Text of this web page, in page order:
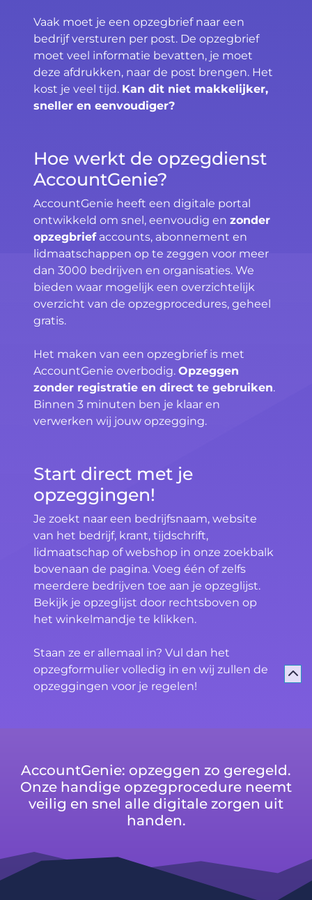
Vaak moet je een opzegbrief naar een
bedrijf versturen per post. De opzegbrief
moet veel informatie bevatten, je moet
deze afdrukken, naar de post brengen. Het
kost je veel tijd. Kan dit niet makkelijker,
sneller en eenvoudiger?
Hoe werkt de opzegdienst
AccountGenie?
AccountGenie heeft een digitale portal
ontwikkeld om snel, eenvoudig en zonder
opzegbriefaccounts, abonnement en
lidmaatschappen op te zeggen voor meer
dan 3000 bedrijven en organisaties. We
bieden waar mogelijk een overzichtelijk
overzicht van de opzegprocedures, geheel
gratis.
Het maken van een opzegbrief is met
AccountGenie overbodig. Opzeggen
zonder registratie en direct te gebruiken.
Binnen 3 minuten ben je klaar en
verwerken wij jouw opzegging.
Start direct met je
opzeggingen!
Je zoekt naar een bedrijfsnaam, website
van het bedrijf, krant, tijdschrift,
lidmaatschap of webshop in onze zoekbalk
bovenaan de pagina. Voeg één of zelfs
meerdere bedrijven toe aan je opzeglijst.
Bekijk je opzeglijst door rechtsboven op
het winkelmandje te klikken.
Staan ze er allemaal in? Vul dan het
opzegformulier volledig in en wij zullen de
opzeggingen voor je regelen!
AccountGenie: opzeggen zo geregeld.
Onze handige opzegprocedure neemt
veilig en snel alle digitale zorgen uit
handen.